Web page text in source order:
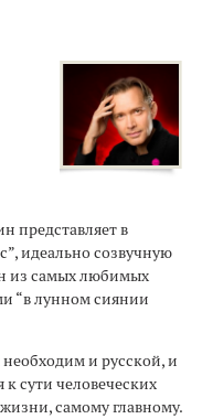
представляет в
идеально созвучную
из самых любимых
“в лунном сиянии
и русской, и
сути человеческих
самому главному.